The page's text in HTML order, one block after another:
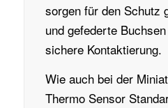
sorgen für den Schutz
und gefederte
sichere Kontaktierung.
Wie auch bei der
Thermo Sensor